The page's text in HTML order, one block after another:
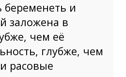
беременеть и
заложена в
чем её
глубже, чем
расовые